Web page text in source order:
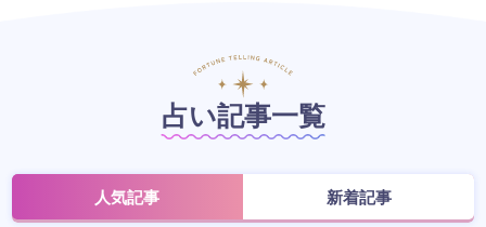
占い記事一覧
人気記事 新着記事